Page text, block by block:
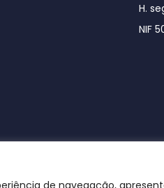
de navegação,
H.
NIF